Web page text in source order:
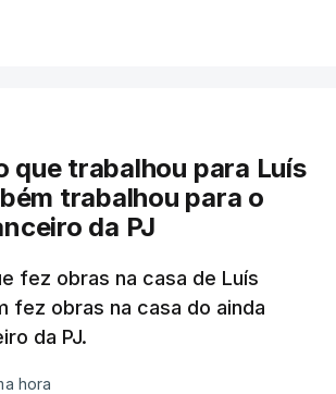
que trabalhou para Luís
trabalhou para o
da PJ
fez obras na casa de Luís
fez obras na casa do ainda
da PJ.
hora